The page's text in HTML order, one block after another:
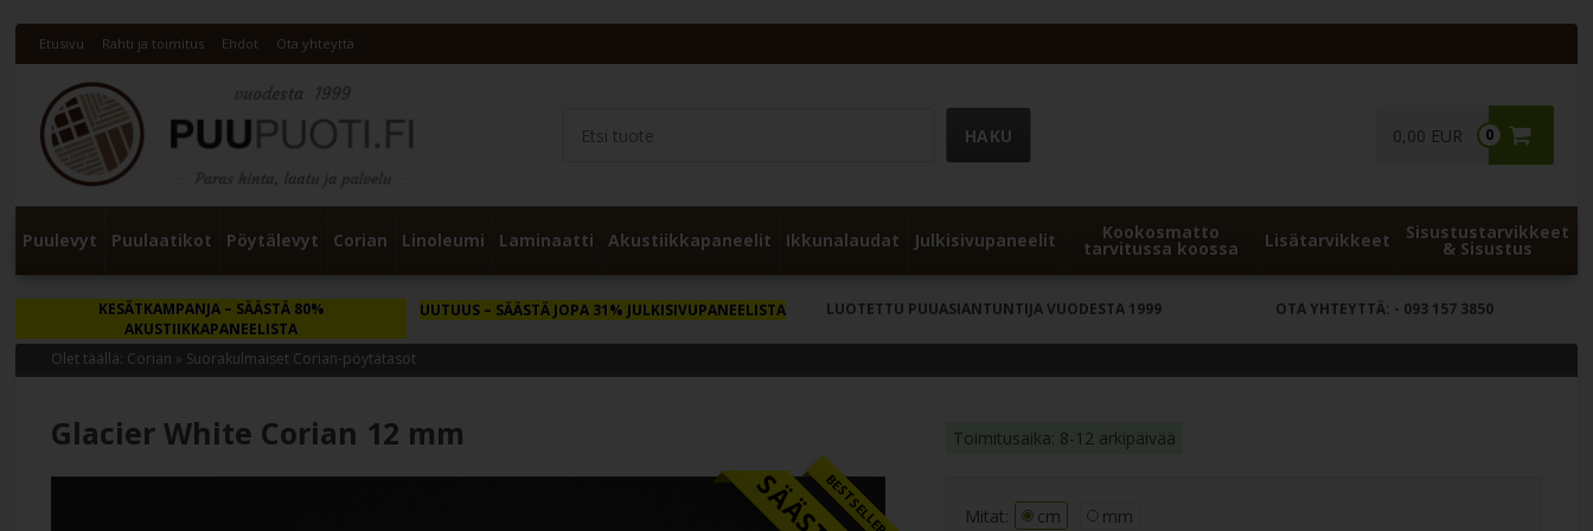
Etusivu Rahti ja toimitus Ehdot Ota yhteyttä
0
0,00 EUR
Puulevyt Puulaatikot Pöytälevyt Corian Linoleumi Laminaatti Akustiikkapaneelit Ikkunalaudat Julkisivupaneelit Kookosmatto
tarvitussa koossa Lisätarvikkeet Sisustustarvikkeet
& Sisustus
KESÄTKAMPANJA– SÄÄSTÄ 80%
AKUSTIIKKAPANEELISTA
UUTUUS– SÄÄSTÄ JOPA 31% JULKISIVUPANEELISTA LUOTETTU PUUASIANTUNTIJA VUODESTA 1999 OTA YHTEYTTÄ: - 093 157 3850
Olet täällä: Corian » Suorakulmaiset Corian-pöytätasot
Glacier White Corian 12 mm Toimitusaika: 8-12 arkipäivää
BESTSELLER Mitat: cm mm